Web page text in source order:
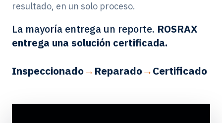
resultado, en un solo proceso.
La mayoría entrega un reporte. ROSRAX
entrega una solución certificada.
Inspeccionado→ Reparado→Certificado